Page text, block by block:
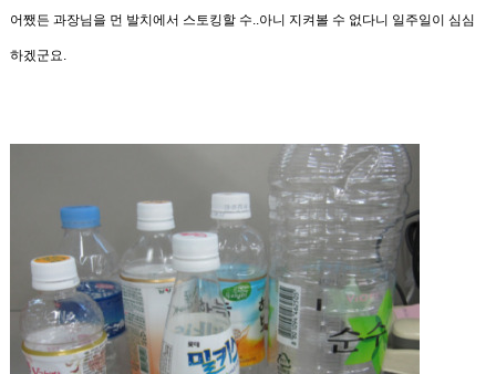
어쨌든 과장님을 먼 발치에서 스토킹할 수..아니 지켜볼 수 없다니 일주일이 심심
하겠군요.